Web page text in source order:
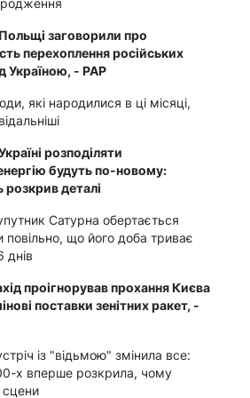
заговорили про
перехоплення російських
Україною, - PAP
які народилися в ці місяці,
розподіляти
будуть по-новому:
деталі
Сатурна обертається
повільно, що його доба триває
днів
проігнорував прохання Києва
поставки зенітних ракет, -
із "відьмою" змінила все:
х вперше розкрила, чому
сцени